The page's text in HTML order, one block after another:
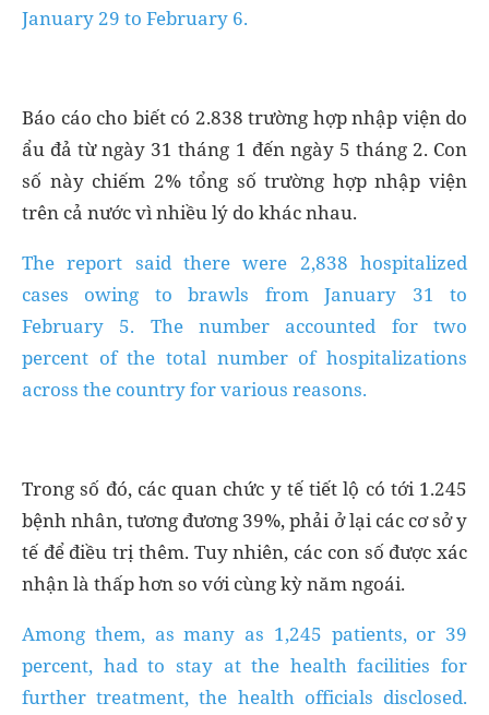
January 29 to February 6.
Báo cáo cho biết có 2.838 trường hợp nhập viện do
ẩu đả từ ngày 31 tháng 1 đến ngày 5 tháng 2. Con
số này chiếm 2% tổng số trường hợp nhập viện
trên cả nước vì nhiều lý do khác nhau.
The report said there were 2,838 hospitalized
cases owing to brawls from January 31 to
February 5. The number accounted for two
percent of the total number of hospitalizations
across the country for various reasons.
Trong số đó, các quan chức y tế tiết lộ có tới 1.245
bệnh nhân, tương đương 39%, phải ở lại các cơ sở y
tế để điều trị thêm. Tuy nhiên, các con số được xác
nhận là thấp hơn so với cùng kỳ năm ngoái.
Among them, as many as 1,245 patients, or 39
percent, had to stay at the health facilities for
further treatment, the health officials disclosed.